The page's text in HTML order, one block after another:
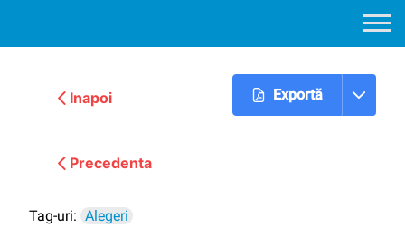
Inapoi Exportă
Precedenta
Tag-uri: Alegeri